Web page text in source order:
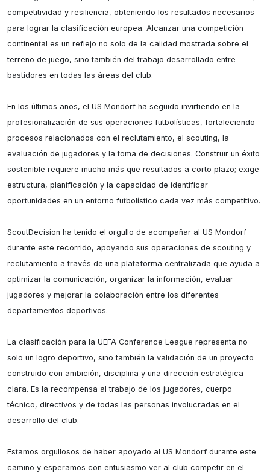
competitividad y resiliencia, obteniendo los resultados necesarios
para lograr la clasificación europea. Alcanzar una competición
continental es un reflejo no solo de la calidad mostrada sobre el
terreno de juego, sino también del trabajo desarrollado entre
bastidores en todas las áreas del club.
En los últimos años, el US Mondorf ha seguido invirtiendo en la
profesionalización de sus operaciones futbolísticas, fortaleciendo
procesos relacionados con el reclutamiento, el scouting, la
evaluación de jugadores y la toma de decisiones. Construir un éxito
sostenible requiere mucho más que resultados a corto plazo; exige
estructura, planificación y la capacidad de identificar
oportunidades en un entorno futbolístico cada vez más competitivo.
ScoutDecision ha tenido el orgullo de acompañar al US Mondorf
durante este recorrido, apoyando sus operaciones de scouting y
reclutamiento a través de una plataforma centralizada que ayuda a
optimizar la comunicación, organizar la información, evaluar
jugadores y mejorar la colaboración entre los diferentes
departamentos deportivos.
La clasificación para la UEFA Conference League representa no
solo un logro deportivo, sino también la validación de un proyecto
construido con ambición, disciplina y una dirección estratégica
clara. Es la recompensa al trabajo de los jugadores, cuerpo
técnico, directivos y de todas las personas involucradas en el
desarrollo del club.
Estamos orgullosos de haber apoyado al US Mondorf durante este
camino y esperamos con entusiasmo ver al club competir en el